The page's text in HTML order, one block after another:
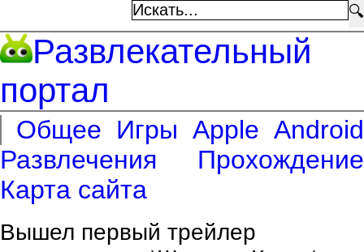
🔍
Развлекательный
портал
Общее Игры Apple Android
Развлечения
Прохождение
Карта сайта
Вышел первый трейлер